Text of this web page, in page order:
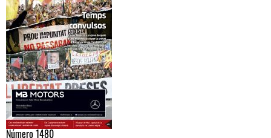
Número 1480